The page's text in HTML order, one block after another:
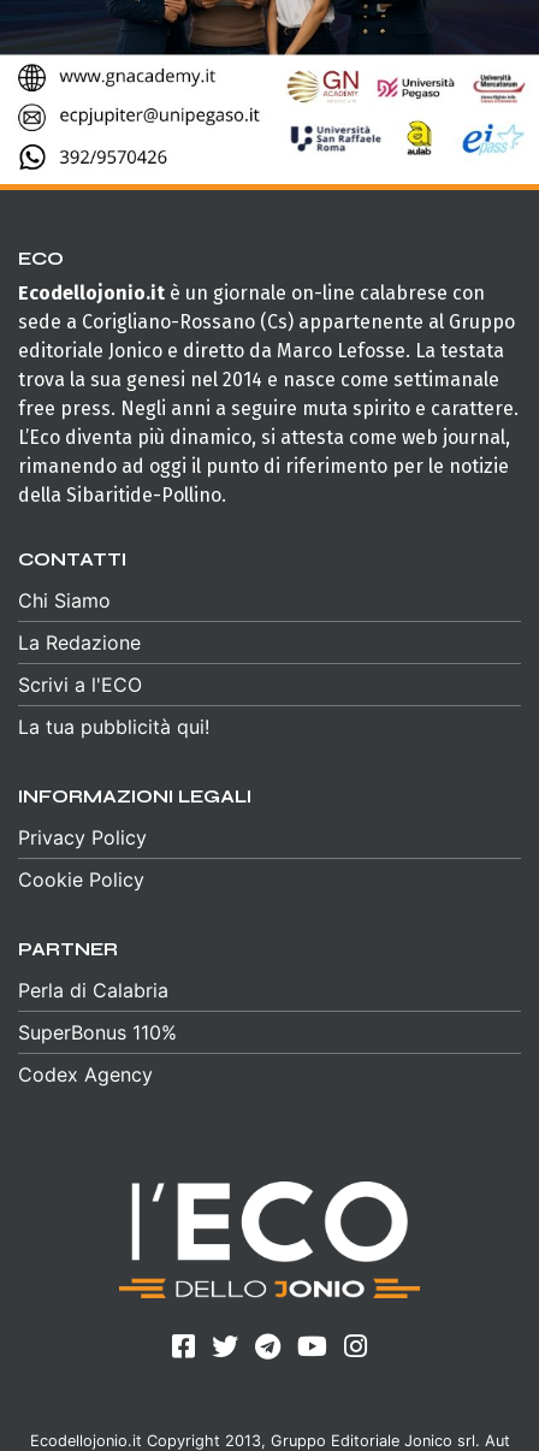
ECO
Ecodellojonio.it è un giornale on-line calabrese con
sede a Corigliano-Rossano (Cs) appartenente al Gruppo
editoriale Jonico e diretto da Marco Lefosse. La testata
trova la sua genesi nel 2014 e nasce come settimanale
free press. Negli anni a seguire muta spirito e carattere.
L’Eco diventa più dinamico, si attesta come web journal,
rimanendo ad oggi il punto di riferimento per le notizie
della Sibaritide-Pollino.
CONTATTI
Chi Siamo
La Redazione
Scrivi a l'ECO
La tua pubblicità qui!
INFORMAZIONI LEGALI
Privacy Policy
Cookie Policy
PARTNER
Perla di Calabria
SuperBonus 110%
Codex Agency
Ecodellojonio.it Copyright 2013, Gruppo Editoriale Jonico srl. Aut